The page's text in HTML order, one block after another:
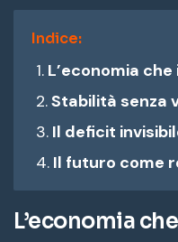
Indice:
L’economia
Stabilità senza
Il deficit
Il futuro come
L’economia